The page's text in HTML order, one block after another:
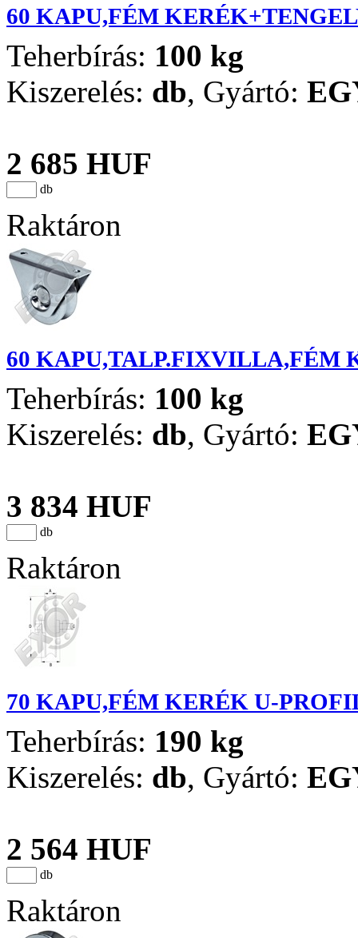
60 KAPU,FÉM
Teherbírás: 100 kg
Kiszerelés: db, Gyártó:
2 685 HUF
db
Raktáron
60 KAPU,TALP.FIXVILLA,FÉM
Teherbírás: 100 kg
Kiszerelés: db, Gyártó:
3 834 HUF
db
Raktáron
70 KAPU,FÉM KERÉK U-
Teherbírás: 190 kg
Kiszerelés: db, Gyártó:
2 564 HUF
db
Raktáron